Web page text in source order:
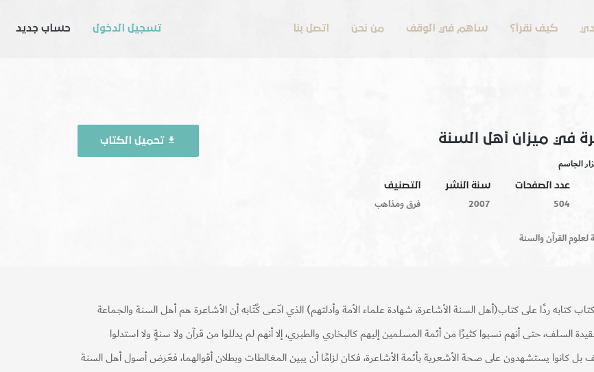
كيف نقرأ؟ ساهم في الوقف من نحن اتصل بنا تسجيل الدخول حساب جديد
في ميزان أهل السنة
الجاسم
عدد الصفحات
504
سنة النشر
2007
التصنيف
فرق ومذاهب
لعلوم القرآن والسنة
تحميل الكتاب
كتابه ردًا على كتاب(أهل السنة الأشاعرة، شهادة علماء الأمة وأدلتهم) الذي ادّعى كُتّابه أن الأشاعرة هم أهل السنة والجماعة
السلف، حتى أنهم نسبوا كثيرًا من أئمة المسلمين إليهم كالبخاري والطبري، إلا أنهم لم يدللوا من قرآن ولا سنةٍ ولا استدلوا
بل كانوا يستشهدون على صحة الأشعرية بأئمة الأشاعرة، فكان لزامًا أن يبين المغالطات وبطلان أقوالهما، فعَرض أصول أهل السنة